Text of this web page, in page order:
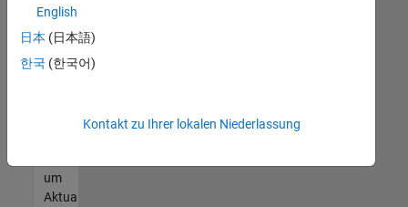
Ihren
entsprechen,
werden
unseres
um
Aktualisierungen
English
日本 (日本語)
한국 (한국어)
Kontakt zu Ihrer lokalen Niederlassung